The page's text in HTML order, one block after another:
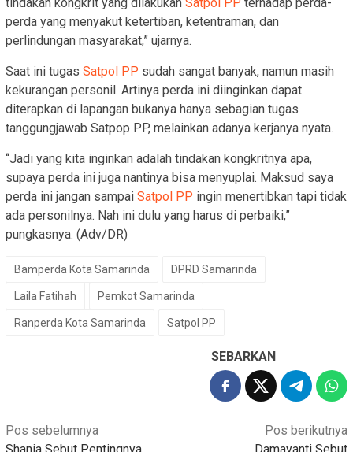
perda yang menyakut ketertiban, ketentraman, dan
perlindungan masyarakat,” ujarnya.
Saat ini tugas Satpol PP sudah sangat banyak, namun masih
kekurangan personil. Artinya perda ini diinginkan dapat
diterapkan di lapangan bukanya hanya sebagian tugas
tanggungjawab Satpop PP, melainkan adanya kerjanya nyata.
“Jadi yang kita inginkan adalah tindakan kongkritnya apa,
supaya perda ini juga nantinya bisa menyuplai. Maksud saya
perda ini jangan sampai Satpol PP ingin menertibkan tapi tidak
ada personilnya. Nah ini dulu yang harus di perbaiki,”
pungkasnya. (Adv/DR)
Bamperda Kota Samarinda DPRD Samarinda
Laila Fatihah Pemkot Samarinda
Ranperda Kota Samarinda Satpol PP
SEBARKAN
Navigasi
Pos sebelumnya
Pos berikutnya